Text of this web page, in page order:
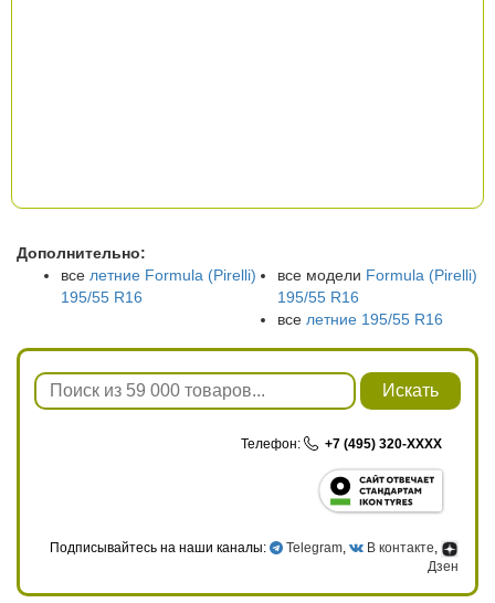
Дополнительно:
все летние Formula (Pirelli)
195/55 R16
все модели Formula (Pirelli)
195/55 R16
все летние 195/55 R16
Искать
Телефон: +7 (495) 320-XXXX
Подписывайтесь на наши каналы: Telegram , В контакте
Дзен